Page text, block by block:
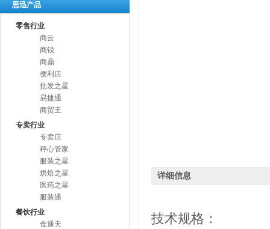
思迅产品
零售行业
商云
商锐
商鼎
便利店
批发之星
易捷通
商贸王
专卖行业
专卖店
秤心管家
服装之星
烘焙之星
医药之星
服装通
餐饮行业
食通天
详细信息
技术规格：